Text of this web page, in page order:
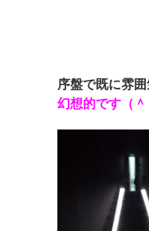
序盤で既に雰囲
幻想的です（＾